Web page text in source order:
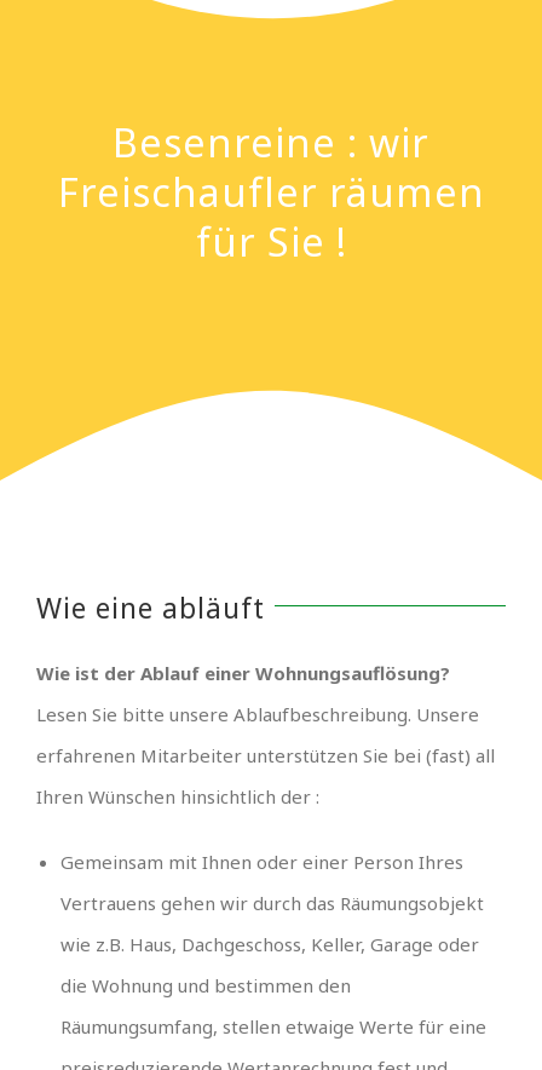
Besenreine : wir
Freischaufler räumen
für Sie !
Wie eine abläuft
Wie ist der Ablauf einer Wohnungsauflösung?
Lesen Sie bitte unsere Ablaufbeschreibung. Unsere
erfahrenen Mitarbeiter unterstützen Sie bei (fast) all
Ihren Wünschen hinsichtlich der :
Gemeinsam mit Ihnen oder einer Person Ihres
Vertrauens gehen wir durch das Räumungsobjekt
wie z.B. Haus, Dachgeschoss, Keller, Garage oder
die Wohnung und bestimmen den
Räumungsumfang, stellen etwaige Werte für eine